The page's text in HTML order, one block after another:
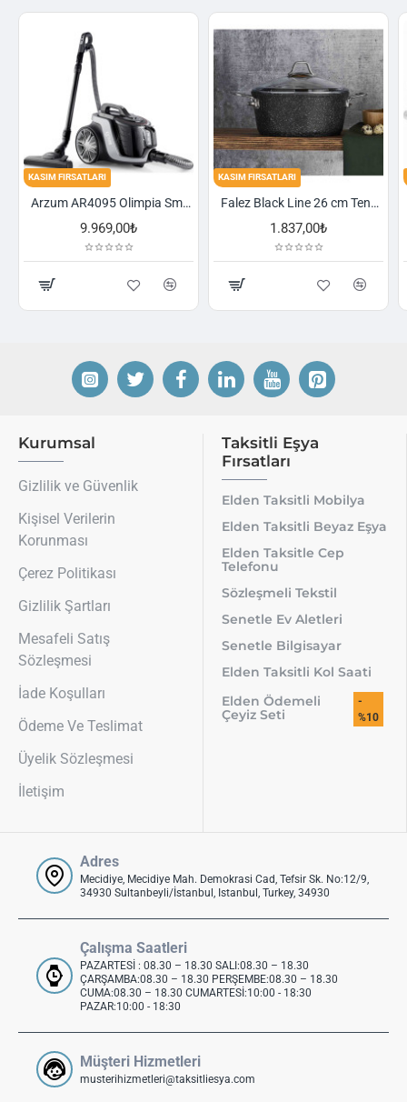
Arzum AR4095 Olimpia Smart Cyclone Filtreli Süpürge - Füme
KASIM FIRSATLARI
Falez Black Line 26 cm Tencere
KASIM
Kurumsal
Gizlilik ve Güvenlik
Kişisel Verilerin
Korunması
Çerez Politikası
Gizlilik Şartları
Mesafeli Satış
Sözleşmesi
İade Koşulları
Ödeme Ve Teslimat
Üyelik Sözleşmesi
İletişim
Taksitli Eşya
Fırsatları
Elden Taksitli Mobilya
Elden Taksitli Beyaz Eşya
Elden Taksitle Cep
Telefonu
Sözleşmeli Tekstil
Senetle Ev Aletleri
Senetle Bilgisayar
Elden Taksitli Kol Saati
Elden Ödemeli
Çeyiz Seti
-
%10
Adres
Mecidiye, Mecidiye Mah. Demokrasi Cad, Tefsir Sk. No:12/9,
34930 Sultanbeyli/İstanbul, Istanbul, Turkey, 34930
Çalışma Saatleri
PAZARTESİ : 08.30 – 18.30 SALI:08.30 – 18.30
ÇARŞAMBA:08.30 – 18.30 PERŞEMBE:08.30 – 18.30
CUMA:08.30 – 18.30 CUMARTESİ:10:00 - 18:30
PAZAR:10:00 - 18:30
Müşteri Hizmetleri
musterihizmetleri@taksitliesya.com